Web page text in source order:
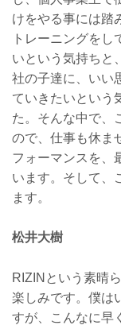
けをやる事には踏
トレーニングを
いという気持ちと
社の子達に、いい
ていきたいという
た。そんな中で、
ので、仕事も休ま
フォーマンスを、
います。そして、
ます。
松井大樹
RIZINという素晴
楽しみです。僕は
すが、こんなに早